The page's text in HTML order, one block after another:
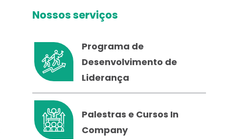
Nossos serviços
Programa de
Desenvolvimento de
Liderança
Palestras e Cursos In
Company